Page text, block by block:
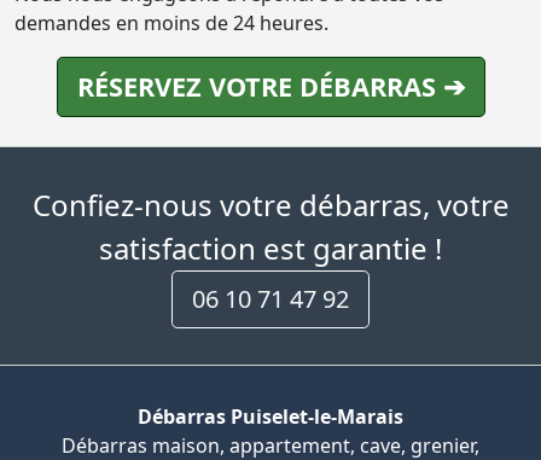
demandes en moins de 24 heures.
RÉSERVEZ VOTRE DÉBARRAS ➔
Confiez-nous votre débarras, votre
satisfaction est garantie !
06 10 71 47 92
Débarras Puiselet-le-Marais
Débarras maison, appartement, cave, grenier,